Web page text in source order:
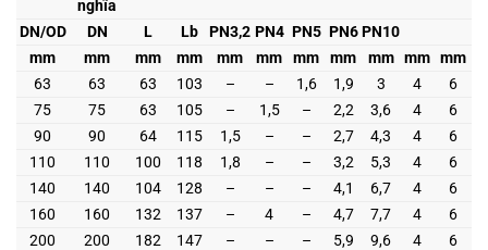
nghĩa
DN/OD DN L Lb PN3,2 PN4 PN5 PN6 PN10
mm
mm mm mm mm mm mm mm mm mm mm
63
63 63 103 – – 1,6 1,9 3 4
6
75
75 63 105 – 1,5 – 2,2 3,6 4
6
90
90 64 115 1,5 – – 2,7 4,3 4
6
110
110 100 118 1,8 – – 3,2 5,3 4
6
140
140 104 128 – – – 4,1 6,7 4
6
160
160 132 137 – 4 – 4,7 7,7 4
6
200
200 182 147 – – – 5,9 9,6 4
6